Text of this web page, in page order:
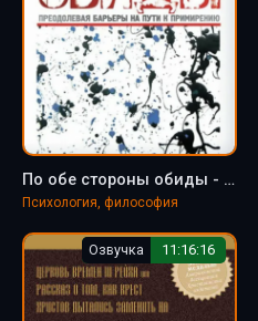
По обе стороны обиды - Эрвин Люцер
Психология, философия
Озвучка 11:16:16